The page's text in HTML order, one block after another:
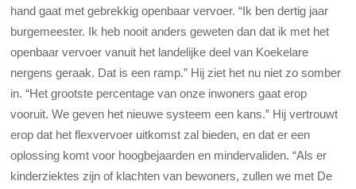
hand gaat met gebrekkig openbaar vervoer. “Ik ben dertig jaar
burgemeester. Ik heb nooit anders geweten dan dat ik met het
openbaar vervoer vanuit het landelijke deel van Koekelare
nergens geraak. Dat is een ramp.” Hij ziet het nu niet zo somber
in. “Het grootste percentage van onze inwoners gaat erop
vooruit. We geven het nieuwe systeem een kans.” Hij vertrouwt
erop dat het flexvervoer uitkomst zal bieden, en dat er een
oplossing komt voor hoogbejaarden en mindervaliden. “Als er
kinderziektes zijn of klachten van bewoners, zullen we met De